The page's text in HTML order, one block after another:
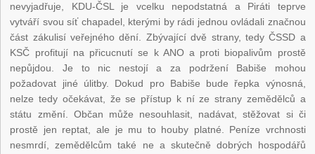
nevyjadřuje, KDU-ČSL je vcelku nepodstatná a Piráti teprve
vytváří svou síť chapadel, kterými by rádi jednou ovládali značnou
část zákulisí veřejného dění. Zbývající dvě strany, tedy ČSSD a
KSČ profitují na přicucnutí se k ANO a proti biopalivům prostě
nepůjdou. Je to nic nestojí a za podržení Babiše mohou
požadovat jiné úlitby. Dokud pro Babiše bude řepka výnosná,
nelze tedy očekávat, že se přístup k ní ze strany zemědělců a
státu změní. Občan může nesouhlasit, nadávat, stěžovat si či
prostě jen reptat, ale je mu to houby platné. Peníze vrchnosti
nesmrdí, zemědělcům také ne a skutečně dobrých hospodářů